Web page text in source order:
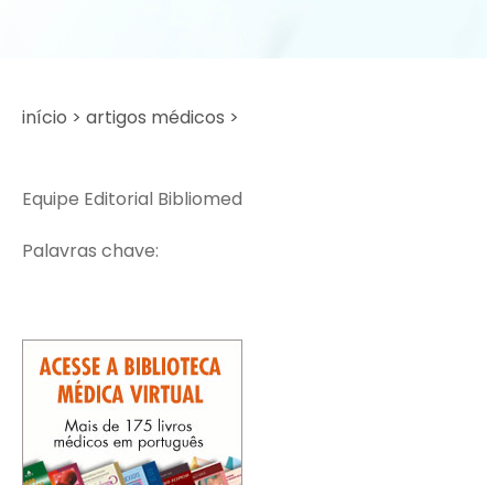
início > artigos médicos >
Equipe Editorial Bibliomed
Palavras chave: